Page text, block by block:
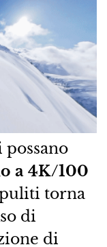
a 4K/100
torna
di
di